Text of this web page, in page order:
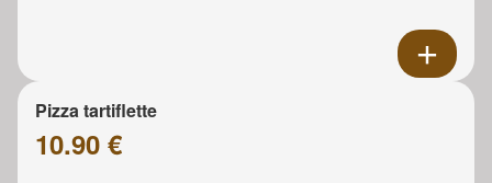
Pizza tartiflette
10.90 €